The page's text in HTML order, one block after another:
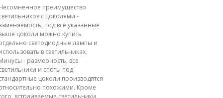
преимущество
с цоколями -
под все указанные
цоколи можно купить
светодиодные лампы и
в светильниках.
- размерность, все
и споты под
цоколи производятся
похожими. Кроме
встраиваемые светильники